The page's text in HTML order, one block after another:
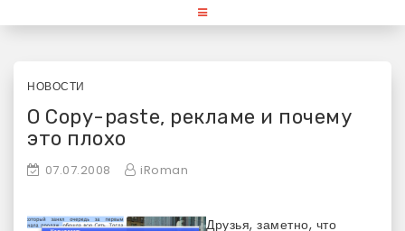
«Используй Mac» — блог для
НОВОСТИ
О Copy-paste, рекламе и почему
это плохо
07.07.2008 iRoman
Друзья, заметно, что